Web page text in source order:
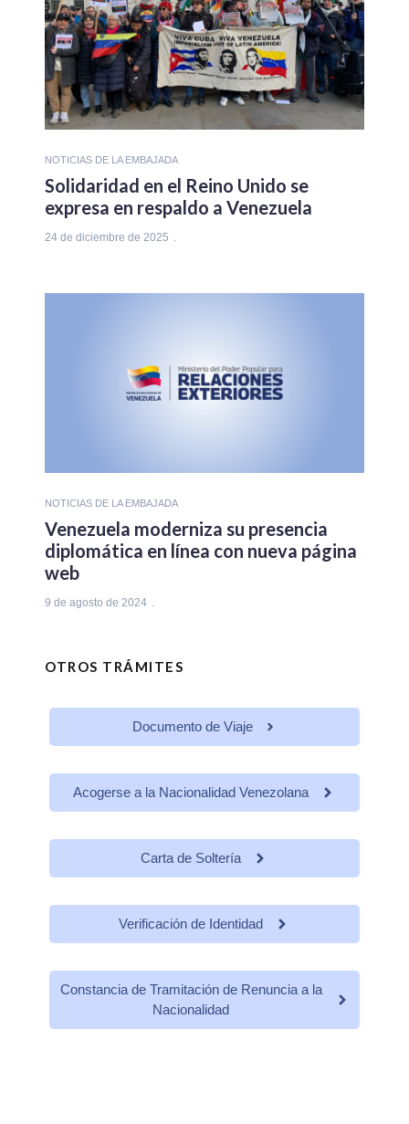
NOTICIAS DE LA EMBAJADA
Solidaridad en el Reino Unido se
expresa en respaldo a Venezuela
24 de diciembre de 2025
NOTICIAS DE LA EMBAJADA
Venezuela moderniza su presencia
diplomática en línea con nueva página
web
9 de agosto de 2024
OTROS TRÁMITES
Documento de Viaje
Acogerse a la Nacionalidad Venezolana
Carta de Soltería
Verificación de Identidad
Constancia de Tramitación de Renuncia a la
Nacionalidad